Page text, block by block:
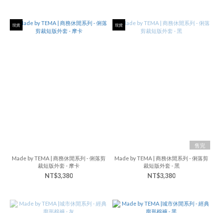
現貨
Made by TEMA | 商務休閒系列 - 俐落剪
裁短版外套 - 摩卡
NT$3,380
現貨
售完
Made by TEMA | 商務休閒系列 - 俐落剪
裁短版外套 - 黑
NT$3,380